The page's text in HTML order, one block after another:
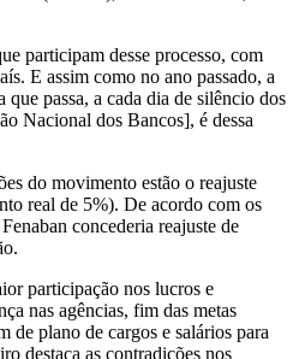
participam desse processo, com
E assim como no ano passado, a
que passa, a cada dia de silêncio dos
Nacional dos Bancos], é dessa
do movimento estão o reajuste
real de 5%). De acordo com os
concederia reajuste de
participação nos lucros e
nas agências, fim das metas
de plano de cargos e salários para
destaca as contradições nos